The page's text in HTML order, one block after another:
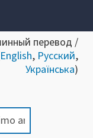
перевод /
English, Русский,
Українська)